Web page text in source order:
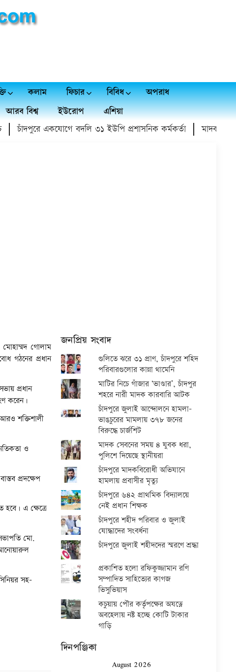
কলাম ফিচার বিবিধ
অপরাধ
আরব বিশ্ব ইউরোপ
এশিয়া
চাঁদপুরে একযোগে বদলি ৩১ ইউপি প্রশাসনিক কর্মকর্তা মাদক বিক্রয়
মোহাম্মদ গোলাম
গঠনের প্রধান
প্রধান
করেন।
শক্তিশালী
ও
প্রদক্ষেপ
হবে। এ ক্ষেত্রে
মো.
আনোয়ারুল
সহ-
জনপ্রিয় সংবাদ
গুলিতে ঝরে ৩১ প্রাণ, চাঁদপুরে শহিদ
পরিবারগুলোর কান্না থামেনি
মাটির নিচে গাঁজার ‘ভাণ্ডার’, চাঁদপুর
শহরে নারী মাদক কারবারি আটক
চাঁদপুরে জুলাই আন্দোলনে হামলা-
ভাঙচুরের মামলায় ৩৭৮ জনের
বিরুদ্ধে চার্জশিট
মাদক সেবনের সময় ৪ যুবক ধরা,
পুলিশে দিয়েছে স্থানীয়রা
চাঁদপুরে মাদকবিরোধী অভিযানে
হামলায় প্রবাসীর মৃত্যু
চাঁদপুরে ৬৪২ প্রাথমিক বিদ্যালয়ে
নেই প্রধান শিক্ষক
চাঁদপুরে শহীদ পরিবার ও জুলাই
যোদ্ধাদের সংবর্ধনা
চাঁদপুরে জুলাই শহীদদের স্মরণে শ্রদ্ধা
প্রকাশিত হলো রফিকুজ্জামান রণি
সম্পাদিত সাহিত্যের কাগজ
ভিসুভিয়াস
কচুয়ায় পৌর কর্তৃপক্ষের অযত্নে
অবহেলায় নষ্ট হচ্ছে কোটি টাকার
গাড়ি
দিনপঞ্জিকা
August 2026